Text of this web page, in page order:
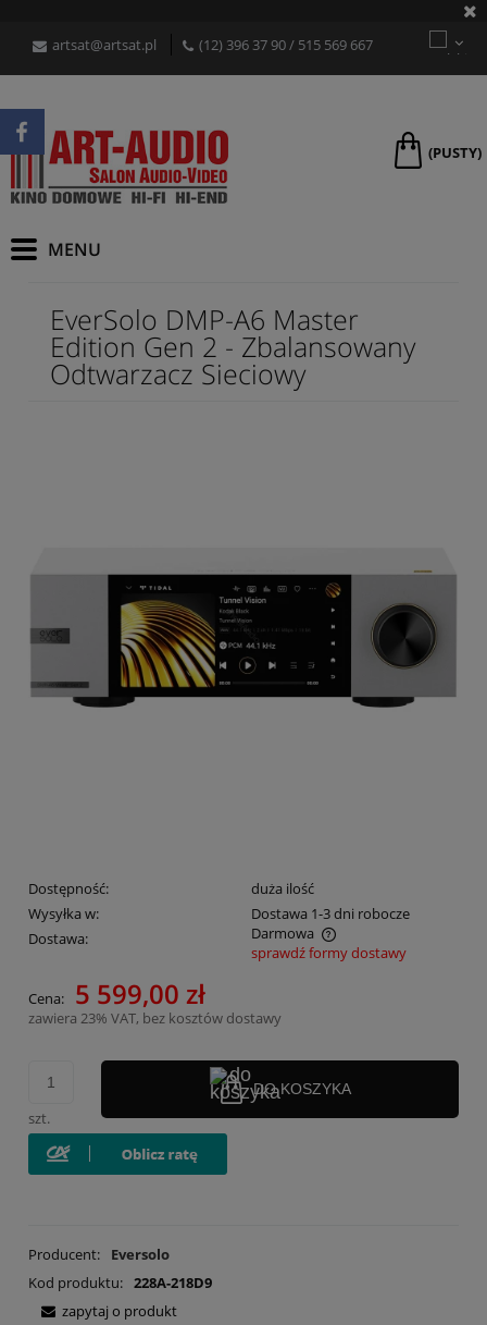
artsat@artsat.pl (12) 396 37 90/ 515 569 667
(PUSTY)
EverSolo DMP-A6 Master
Edition Gen 2 - Zbalansowany
Odtwarzacz Sieciowy
Dostępność:
duża ilość
Wysyłka w:
Dostawa 1-3 dni robocze
Dostawa:
Darmowa
Cena nie zawiera ewentualnych kosztów płatności
sprawdź formy dostawy
Cena: 5 599,00 zł
zawiera 23% VAT, bez kosztów dostawy
szt.
DO KOSZYKA
Producent:
Eversolo
Kod produktu: 228A-218D9
zapytaj o produkt